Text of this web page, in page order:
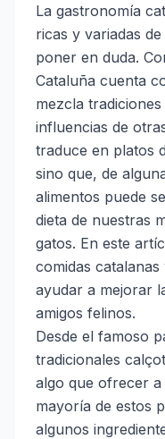
La gastronomía
ricas y variadas
poner en duda.
Cataluña cuenta
mezcla
influencias de
traduce en platos
sino que, de
alimentos puede
dieta de nuestras
gatos. En este
comidas
ayudar a mejorar
amigos felinos.
Desde el famoso
tradicionales
algo que ofrecer a
mayoría de estos
algunos